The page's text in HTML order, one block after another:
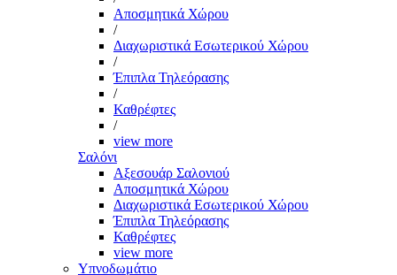
Αποσμητικά Χώρου
/
Διαχωριστικά Εσωτερικού Χώρου
/
Έπιπλα Τηλεόρασης
/
Καθρέφτες
/
view more
Σαλόνι
Αξεσουάρ Σαλονιού
Αποσμητικά Χώρου
Διαχωριστικά Εσωτερικού Χώρου
Έπιπλα Τηλεόρασης
Καθρέφτες
view more
Υπνοδωμάτιο